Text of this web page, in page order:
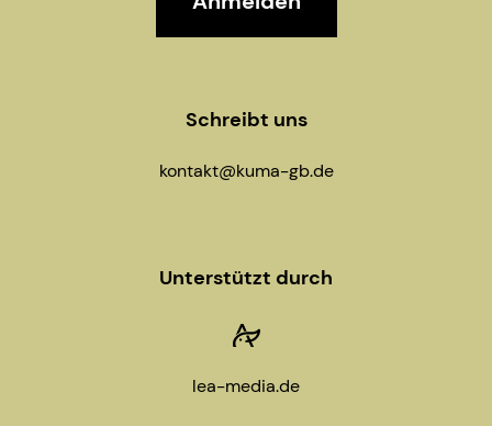
Schreibt uns
kontakt@kuma-gb.de
Unterstützt durch
lea-media.de